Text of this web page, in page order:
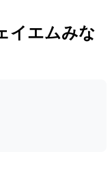
イエムみな